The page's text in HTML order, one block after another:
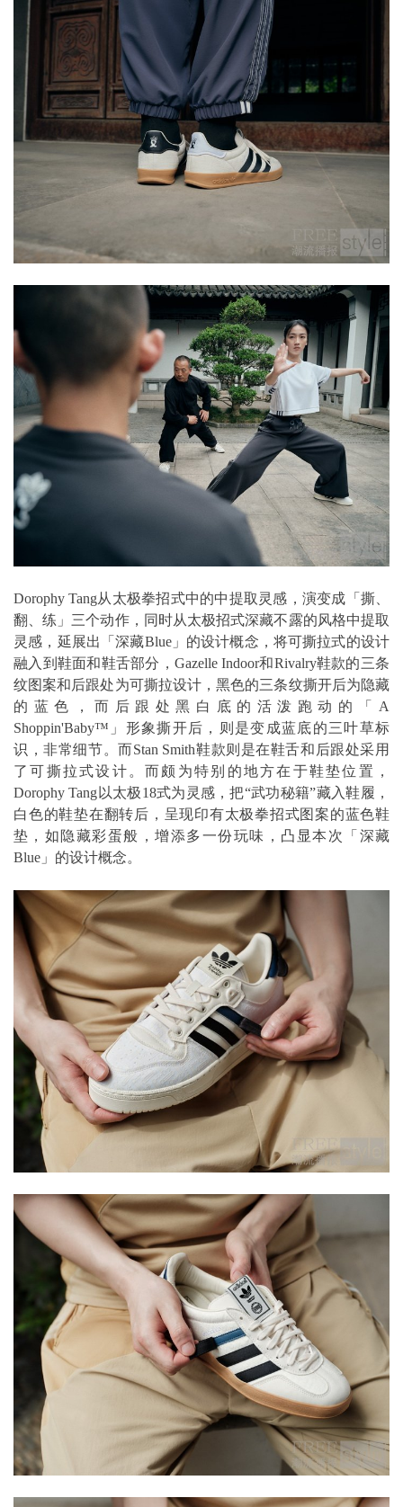
Dorophy Tang从太极拳招式中的中提取灵感，演变成「撕、
翻、练」三个动作，同时从太极招式深藏不露的风格中提取
灵感，延展出「深藏Blue」的设计概念，将可撕拉式的设计
融入到鞋面和鞋舌部分，Gazelle Indoor和Rivalry鞋款的三条
纹图案和后跟处为可撕拉设计，黑色的三条纹撕开后为隐藏
的蓝色，而后跟处黑白底的活泼跑动的「A
Shoppin'Baby™」形象撕开后，则是变成蓝底的三叶草标
识，非常细节。而Stan Smith鞋款则是在鞋舌和后跟处采用
了可撕拉式设计。而颇为特别的地方在于鞋垫位置，
Dorophy Tang以太极18式为灵感，把“武功秘籍”藏入鞋履，
白色的鞋垫在翻转后，呈现印有太极拳招式图案的蓝色鞋
垫，如隐藏彩蛋般，增添多一份玩味，凸显本次「深藏
Blue」的设计概念。